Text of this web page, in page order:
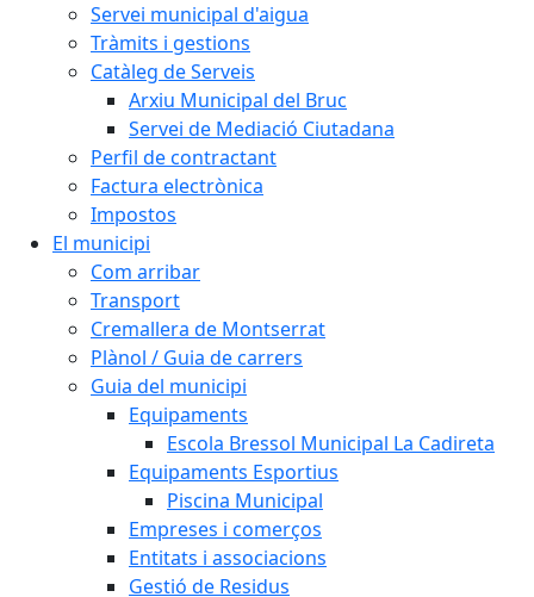
Servei municipal d'aigua
Tràmits i gestions
Catàleg de Serveis
Arxiu Municipal del Bruc
Servei de Mediació Ciutadana
Perfil de contractant
Factura electrònica
Impostos
El municipi
Com arribar
Transport
Cremallera de Montserrat
Plànol / Guia de carrers
Guia del municipi
Equipaments
Escola Bressol Municipal La Cadireta
Equipaments Esportius
Piscina Municipal
Empreses i comerços
Entitats i associacions
Gestió de Residus